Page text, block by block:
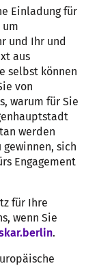
Einladung für
um
und Ihr und
aus
selbst können
von
warum für Sie
werden
sich
Engagement
für Ihre
wenn Sie
.